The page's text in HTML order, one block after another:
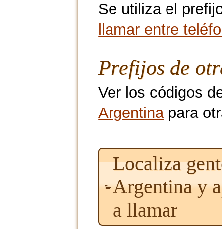
Se utiliza el
llamar entre
Prefijos de
Ver los códigos
Argentinapara
Localiza
Argentina y
a llamar